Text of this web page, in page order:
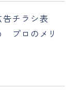
チラシ表
プロのメリ